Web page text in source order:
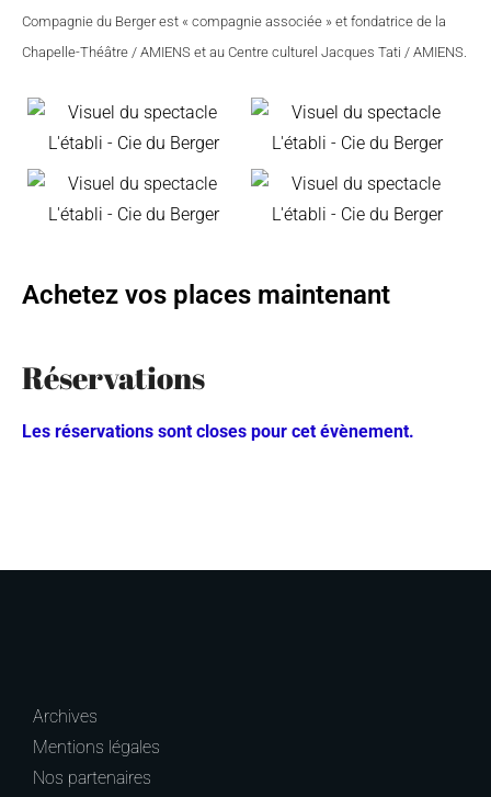
Compagnie du Berger est « compagnie associée » et fondatrice de la
Chapelle-Théâtre / AMIENS et au Centre culturel Jacques Tati / AMIENS.
Achetez vos places maintenant
Réservations
Les réservations sont closes pour cet évènement.
Archives
Mentions légales
Nos partenaires